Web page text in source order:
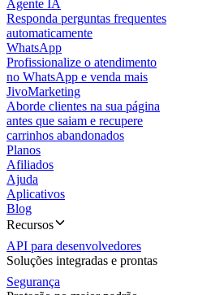
Agente IA
Responda perguntas frequentes
automaticamente
WhatsApp
Profissionalize o atendimento
no WhatsApp e venda mais
JivoMarketing
Aborde clientes na sua página
antes que saiam e recupere
carrinhos abandonados
Planos
Afiliados
Ajuda
Aplicativos
Blog
Recursos
API para desenvolvedores
Soluções integradas e prontas
Segurança